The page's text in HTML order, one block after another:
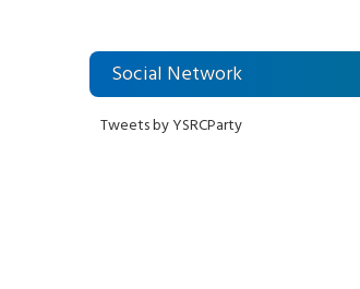
Social Network
Tweets by YSRCParty